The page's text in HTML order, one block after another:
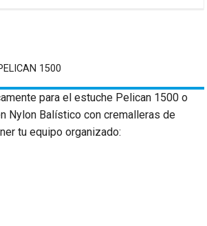
1500
para el estuche Pelican 1500 o
Nylon Balístico con cremalleras de
tu equipo organizado: